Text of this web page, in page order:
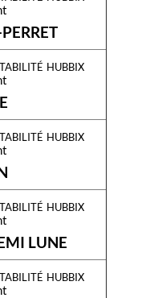
hubbix
hubbix
hubbix
LUNE
hubbix